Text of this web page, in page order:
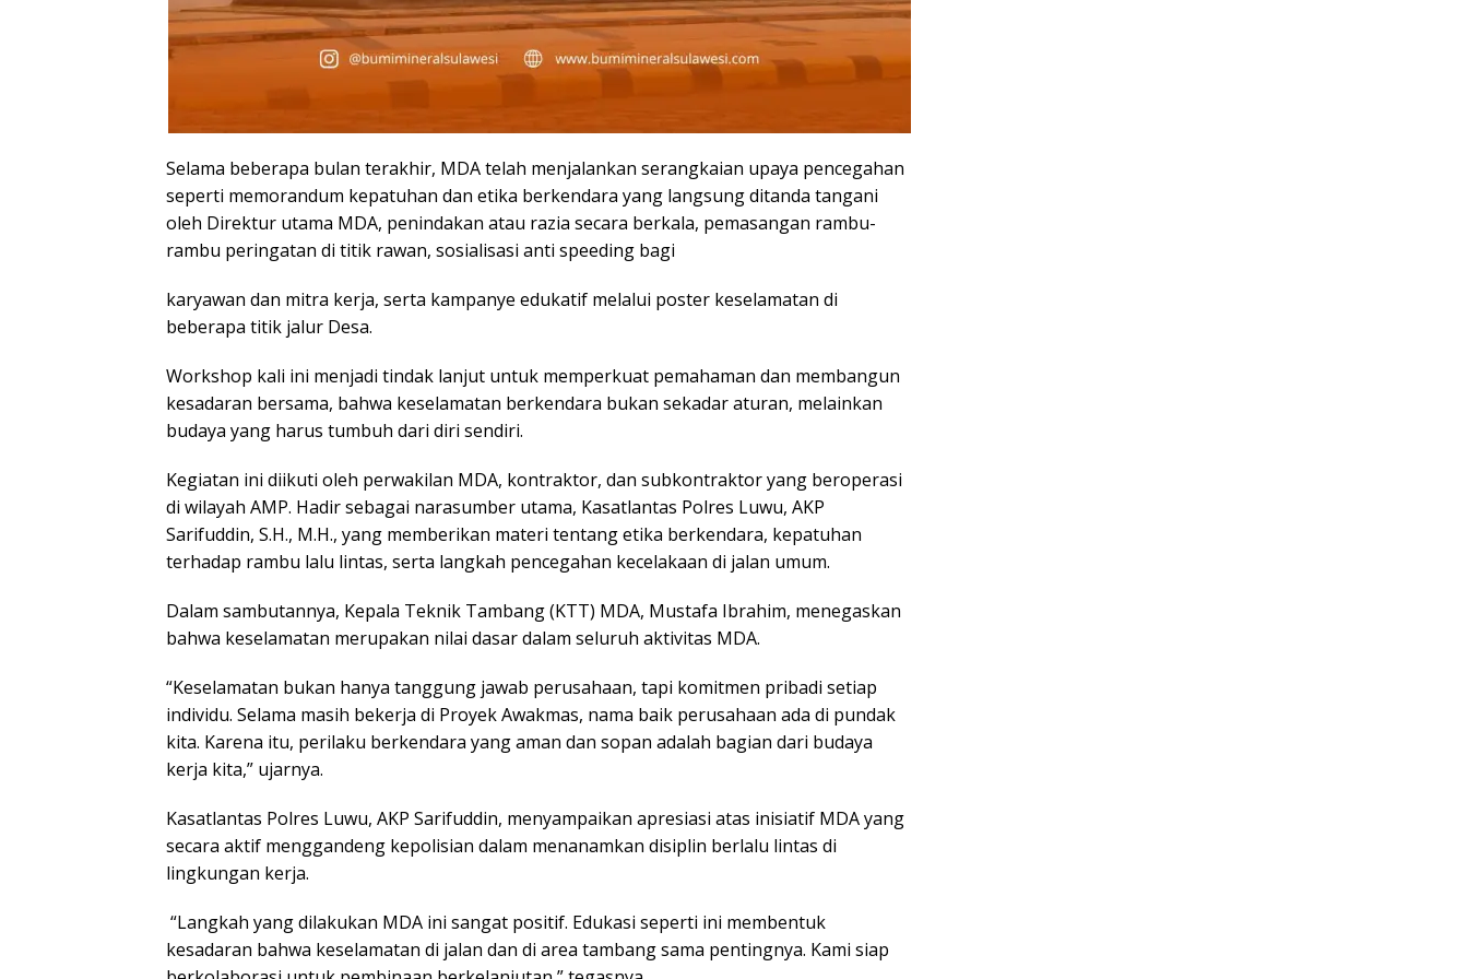
‎Selama beberapa bulan terakhir, MDA telah menjalankan serangkaian upaya pencegahan
seperti memorandum kepatuhan dan etika berkendara yang langsung ‎ditanda tangani
oleh Direktur utama MDA, penindakan atau razia secara berkala, ‎pemasangan rambu-
rambu peringatan di titik rawan, sosialisasi anti speeding bagi
‎karyawan dan mitra kerja, serta kampanye edukatif melalui poster keselamatan di
‎beberapa titik jalur Desa.
Workshop kali ini menjadi tindak lanjut untuk memperkuat ‎pemahaman dan membangun
kesadaran bersama, bahwa keselamatan berkendara ‎bukan sekadar aturan, melainkan
budaya yang harus tumbuh dari diri sendiri.
‎Kegiatan ini diikuti oleh perwakilan MDA, kontraktor, dan subkontraktor yang beroperasi
‎di wilayah AMP. Hadir sebagai narasumber utama, Kasatlantas Polres Luwu, AKP
‎Sarifuddin, S.H., M.H., yang memberikan materi tentang etika berkendara, kepatuhan
‎terhadap rambu lalu lintas, serta langkah pencegahan kecelakaan di jalan umum.
‎Dalam sambutannya, Kepala Teknik Tambang (KTT) MDA, Mustafa Ibrahim, menegaskan
bahwa keselamatan merupakan nilai dasar dalam seluruh aktivitas MDA.
‎“Keselamatan bukan hanya tanggung jawab perusahaan, tapi komitmen pribadi ‎setiap
individu. Selama masih bekerja di Proyek Awakmas, nama baik perusahaan ada ‎di pundak
kita. Karena itu, perilaku berkendara yang aman dan sopan adalah bagian ‎dari budaya
kerja kita,” ujarnya.
‎Kasatlantas Polres Luwu, AKP Sarifuddin, menyampaikan apresiasi atas inisiatif MDA ‎yang
secara aktif menggandeng kepolisian dalam menanamkan disiplin berlalu lintas ‎di
lingkungan kerja.
‎ “Langkah yang dilakukan MDA ini sangat positif. Edukasi seperti ini ‎membentuk
kesadaran bahwa keselamatan di jalan dan di area tambang sama ‎pentingnya. Kami siap